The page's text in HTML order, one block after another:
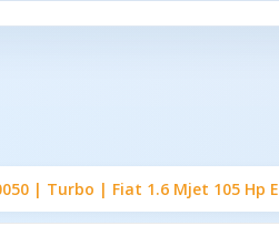
| Turbo | Fiat 1.6 Mjet 105